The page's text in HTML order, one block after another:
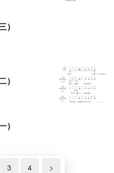
）
）
）
3 4 >